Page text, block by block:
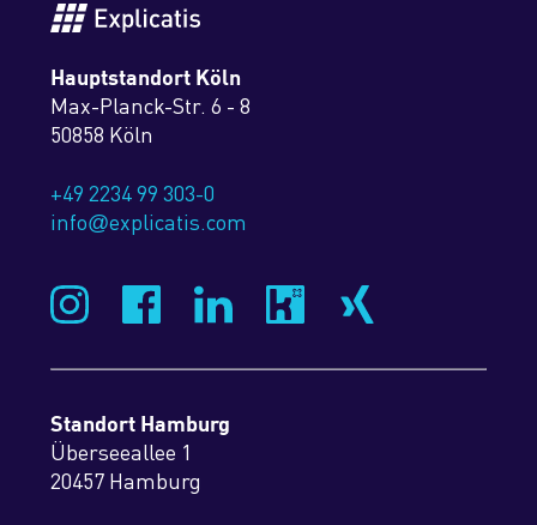
Hauptstandort Köln
Max-Planck-Str. 6 - 8
50858 Köln
+49 2234 99 303-0
info@explicatis.com
Standort Hamburg
Überseeallee 1
20457 Hamburg